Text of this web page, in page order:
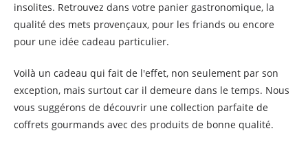
insolites. Retrouvez dans votre panier gastronomique, la
qualité des mets provençaux, pour les friands ou encore
pour une idée cadeau particulier.
Voilà un cadeau qui fait de l'effet, non seulement par son
exception, mais surtout car il demeure dans le temps. Nous
vous suggérons de découvrir une collection parfaite de
coffrets gourmands avec des produits de bonne qualité.